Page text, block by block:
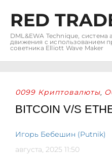
RED
DML&EWA Technique, система
движения с использованием
советника Elliott Wave Maker
0099 Криптовалюты,
BITCOIN V/S
Игорь Бебешин (Putnik)
августа, 2025 11:50